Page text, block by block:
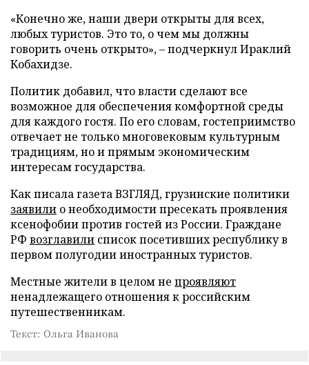
«Конечно же, наши двери открыты для всех,
любых туристов. Это то, о чем мы должны
говорить очень открыто», – подчеркнул Ираклий
Кобахидзе.
Политик добавил, что власти сделают все
возможное для обеспечения комфортной среды
для каждого гостя. По его словам, гостеприимство
отвечает не только многовековым культурным
традициям, но и прямым экономическим
интересам государства.
Как писала газета ВЗГЛЯД, грузинские политики
заявили о необходимости пресекать проявления
ксенофобии против гостей из России. Граждане
РФ возглавили список посетивших республику в
первом полугодии иностранных туристов.
Местные жители в целом не проявляют
ненадлежащего отношения к российским
путешественникам.
Текст: Ольга Иванова